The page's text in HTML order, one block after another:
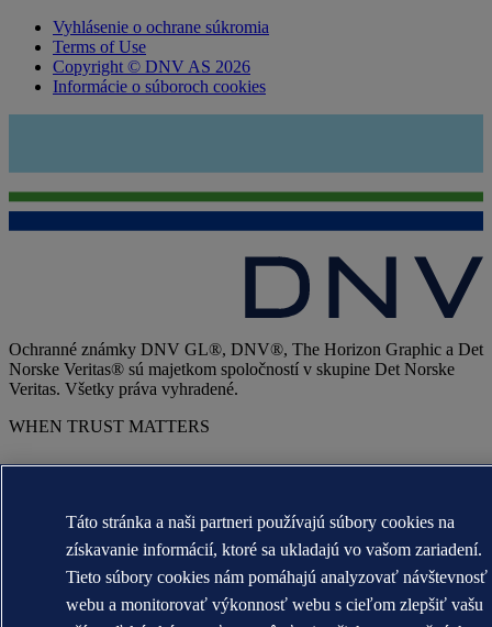
Vyhlásenie o ochrane súkromia
Terms of Use
Copyright © DNV AS 2026
Informácie o súboroch cookies
Ochranné známky DNV GL®, DNV®, The Horizon Graphic a Det
Norske Veritas® sú majetkom spoločností v skupine Det Norske
Veritas. Všetky práva vyhradené.
WHEN TRUST MATTERS
Táto stránka a naši partneri používajú súbory cookies na
získavanie informácií, ktoré sa ukladajú vo vašom zariadení.
Tieto súbory cookies nám pomáhajú analyzovať návštevnosť
webu a monitorovať výkonnosť webu s cieľom zlepšiť vašu